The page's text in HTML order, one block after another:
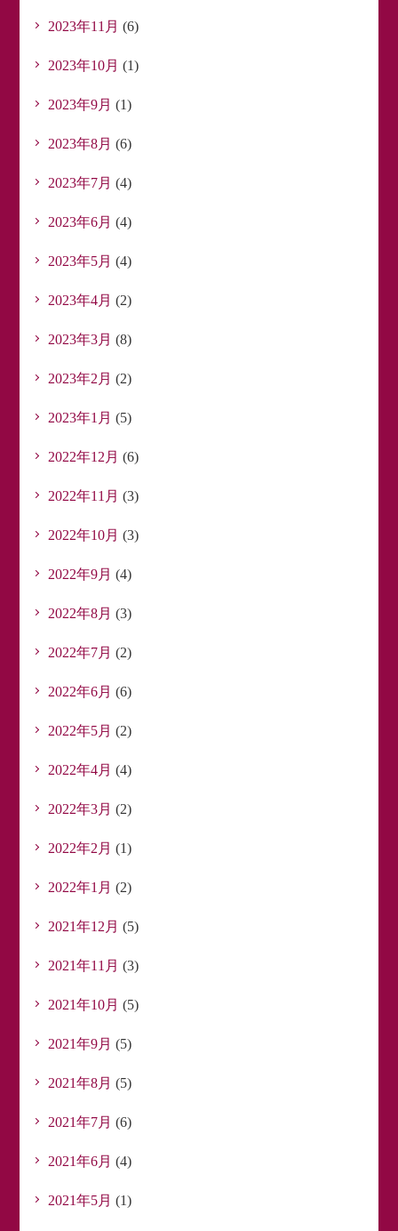
2023年11月 (6)
2023年10月 (1)
2023年9月 (1)
2023年8月 (6)
2023年7月 (4)
2023年6月 (4)
2023年5月 (4)
2023年4月 (2)
2023年3月 (8)
2023年2月 (2)
2023年1月 (5)
2022年12月 (6)
2022年11月 (3)
2022年10月 (3)
2022年9月 (4)
2022年8月 (3)
2022年7月 (2)
2022年6月 (6)
2022年5月 (2)
2022年4月 (4)
2022年3月 (2)
2022年2月 (1)
2022年1月 (2)
2021年12月 (5)
2021年11月 (3)
2021年10月 (5)
2021年9月 (5)
2021年8月 (5)
2021年7月 (6)
2021年6月 (4)
2021年5月 (1)